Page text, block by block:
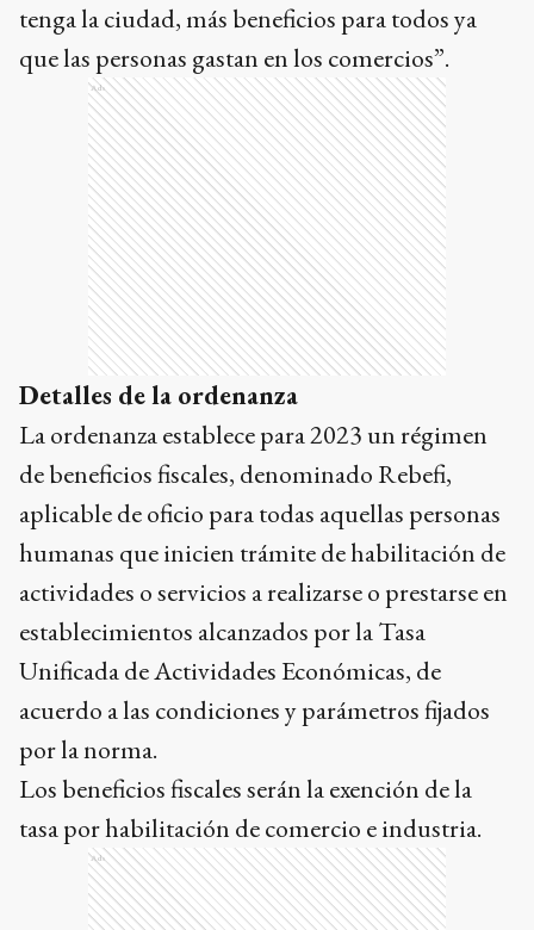
tenga la ciudad, más beneficios para todos ya
que las personas gastan en los comercios”.
Ads
Detalles de la ordenanza
La ordenanza establece para 2023 un régimen
de beneficios fiscales, denominado Rebefi,
aplicable de oficio para todas aquellas personas
humanas que inicien trámite de habilitación de
actividades o servicios a realizarse o prestarse en
establecimientos alcanzados por la Tasa
Unificada de Actividades Económicas, de
acuerdo a las condiciones y parámetros fijados
por la norma.
Los beneficios fiscales serán la exención de la
tasa por habilitación de comercio e industria.
Ads